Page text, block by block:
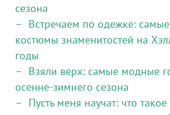
сезона
Встречаем по одежке:
костюмы знаменитостей на
годы
Взяли верх: самые модные
осенне-зимнего сезона
Пусть меня научат: что